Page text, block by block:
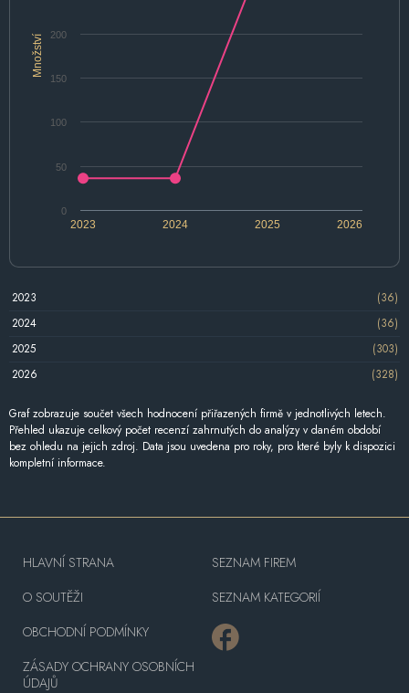
Množství
2024 2026
2023 2025
0
50
100
150
200
2023
(36)
2024
(36)
2025
(303)
2026
(328)
Graf zobrazuje součet všech hodnocení přiřazených firmě v jednotlivých letech.
Přehled ukazuje celkový počet recenzí zahrnutých do analýzy v daném období
bez ohledu na jejich zdroj. Data jsou uvedena pro roky, pro které byly k dispozici
kompletní informace.
HLAVNÍ STRANA
O SOUTĚŽI
OBCHODNÍ PODMÍNKY
ZÁSADY OCHRANY OSOBNÍCH
ÚDAJŮ
SEZNAM FIREM
SEZNAM KATEGORIÍ